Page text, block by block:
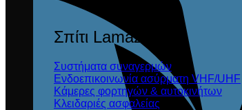
Σπίτι Lamazi
Συστήματα συναγερμών
Ενδοεπικοινωνία ασύρματη VHF/UHF
Κάμερες φορτηγών & αυτοκινήτων
Κλειδαριές ασφαλείας